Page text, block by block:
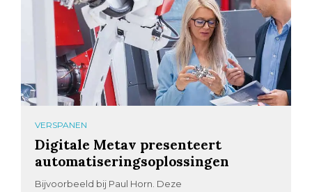
VERSPANEN
Digitale Metav presenteert
automatiseringsoplossingen
Bijvoorbeeld bij Paul Horn. Deze